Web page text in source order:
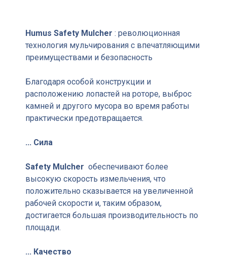
Humus Safety Mulcher : революционная
технология мульчирования с впечатляющими
преимуществами и безопасность
Благодаря особой конструкции и
расположению лопастей на роторе, выброс
камней и другого мусора во время работы
практически предотвращается.
... Сила
Safety Mulcher обеспечивают более
высокую скорость измельчения, что
положительно сказывается на увеличенной
рабочей скорости и, таким образом,
достигается большая производительность по
площади.
... Качество